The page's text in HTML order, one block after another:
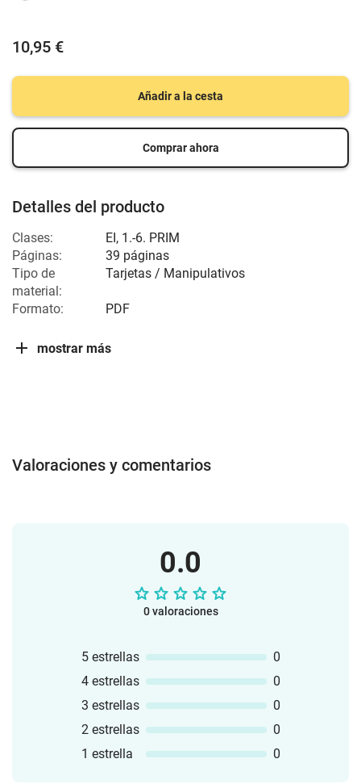
10,95 €
Añadir a la cesta
Comprar ahora
Detalles del producto
Clases: EI, 1.-6. PRIM
Páginas:
39 páginas
Tipo de
material:
Tarjetas / Manipulativos
Formato: PDF
mostrar más
Valoraciones y comentarios
0.0
0 valoraciones
5 estrellas
0
4 estrellas
0
3 estrellas
0
2 estrellas
0
1 estrella
0